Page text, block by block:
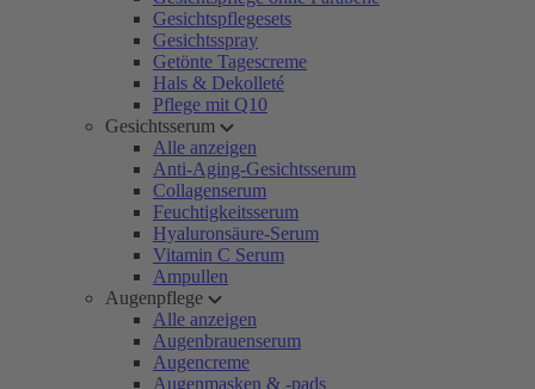
Gesichtspflegesets
Gesichtsspray
Getönte Tagescreme
Hals & Dekolleté
Pflege mit Q10
Gesichtsserum
Alle anzeigen
Anti-Aging-Gesichtsserum
Collagenserum
Feuchtigkeitsserum
Hyaluronsäure-Serum
Vitamin C Serum
Ampullen
Augenpflege
Alle anzeigen
Augenbrauenserum
Augencreme
Augenmasken & -pads